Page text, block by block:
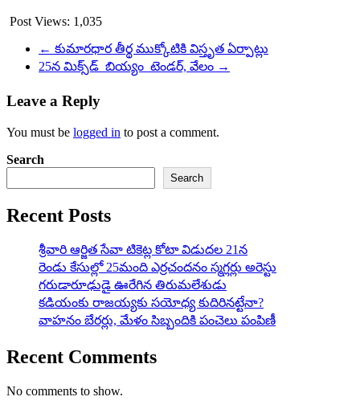
Post Views: 1,035
← కుమారధార తీర్థ ముక్కోటికి విస్తృత ఏర్పాట్లు
25న మిక్స్‌డ్ ‌ బియ్యం ‌ టెండర్‌, వేలం →
Leave a Reply
You must be logged in to post a comment.
Search
Search
Recent Posts
శ్రీవారి ఆర్జిత సేవా టికెట్ల కోటా విడుదల 21న
రెండు కేసుల్లో 25మంది ఎర్రచందనం స్మగ్లర్లు అరెస్టు
గరుడారూఢుడై ఊరేగిన తిరుమలేశుడు
కడియంకు రాజయ్యకు సయోధ్య కుదిరినట్టేనా?
వాహ‌నం బేర‌ర్లు, మేళం సిబ్బందికి పంచెలు పంపిణీ
Recent Comments
No comments to show.